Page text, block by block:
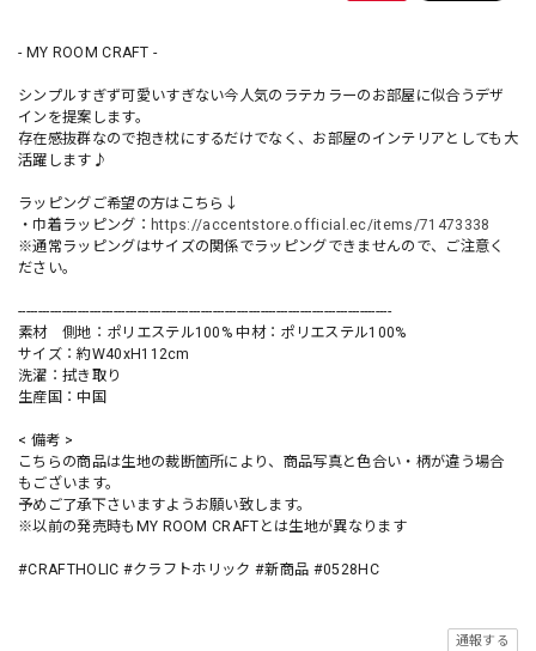
- MY ROOM CRAFT -
シンプルすぎず可愛いすぎない今人気のラテカラーのお部屋に似合うデザ
インを提案します。
存在感抜群なので抱き枕にするだけでなく、お部屋のインテリアとしても大
活躍します♪
ラッピングご希望の方はこちら↓
・巾着ラッピング： https://accentstore.official.ec/items/71473338
※通常ラッピングはサイズの関係でラッピングできませんので、ご注意く
ださい。
----------------------------------------------------------------------------------------------
素材 側地：ポリエステル100% 中材：ポリエステル100%
サイズ：約W40xH112cm
洗濯：拭き取り
生産国：中国
< 備考 >
こちらの商品は生地の裁断箇所により、商品写真と色合い・柄が違う場合
もございます。
予めご了承下さいますようお願い致します。
※以前の発売時もMY ROOM CRAFTとは生地が異なります
#CRAFTHOLIC #クラフトホリック #新商品 #0528HC
通報する